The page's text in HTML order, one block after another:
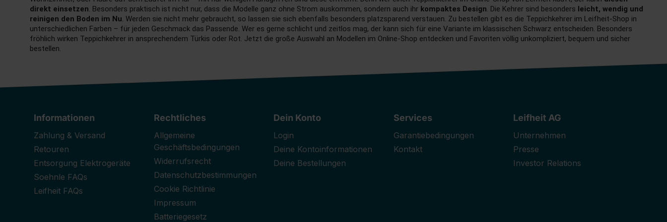
direkt einsetzen. Besonders praktisch ist nicht nur, dass die Modelle ganz ohne Strom auskommen, sondern auch ihr kompaktes Design. Die Kehrer sind besonders leicht, wendig und
reinigen den Boden im Nu. Werden sie nicht mehr gebraucht, so lassen sie sich ebenfalls besonders platzsparend verstauen. Zu bestellen gibt es die Teppichkehrer im Leifheit-Shop in
unterschiedlichen Farben – für jeden Geschmack das Passende. Wer es gerne schlicht und zeitlos mag, der kann sich für eine Variante im klassischen Schwarz entscheiden. Besonders
fröhlich wirken Teppichkehrer in ansprechendem Türkis oder Rot. Jetzt die große Auswahl an Modellen im Online-Shop entdecken und Favoriten völlig unkompliziert, bequem und sicher
bestellen.
Informationen
Zahlung & Versand
Retouren
Entsorgung Elektrogeräte
Soehnle FAQs
Leifheit FAQs
Rechtliches
Allgemeine
Geschäftsbedingungen
Widerrufsrecht
Datenschutzbestimmungen
Cookie Richtlinie
Impressum
Batteriegesetz
Dein Konto
Login
Deine Kontoinformationen
Deine Bestellungen
Services
Garantiebedingungen
Kontakt
Leifheit AG
Unternehmen
Presse
Investor Relations